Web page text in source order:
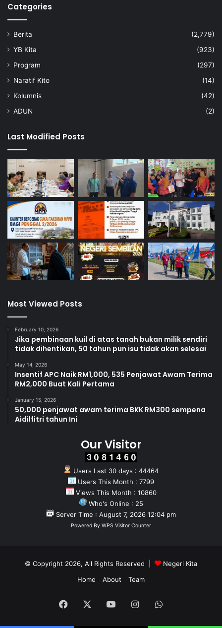
t
2
0
0
s
k
t
8
5
Categories
Berita
(2,779)
YB Kita
(923)
Program
(297)
Naratif Kito
(14)
Kolumnis
(42)
ADUN
(2)
Last Modified Posts
Most Viewed Posts
February 10, 2026
Jika pembinaan kuil di atas tanah bukan milik sendiri
tidak dihentikan, 50 tahun pun isu tidak akan selesai
May 14, 2026
Insentif APC Naik RM1,000, 535 Penjawat Awam Terima
RM2,000 Buat Kali Pertama
January 15, 2026
50,000 penjawat awam terima BKK RM300 sempena
Aidilfitri tahun Ini
Our Visitor
Users Last 30 days : 44464
Users This Month : 7799
Views This Month : 10860
Who's Online : 25
Server Time : August 7, 2026 12:04 pm
Powered By WPS Visitor Counter
© Copyright 2026, All Rights Reserved |
Negeri Kita
Home
About Team
Facebook YouTubeInstagramWhatsApp